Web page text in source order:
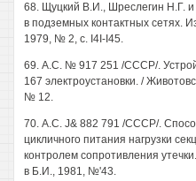
68. Щуцкий В.И., Шреслегин Н.Г.
в подземных контактных сетях.
1979, № 2, с. I4I-I45.
69. А.С. № 917 251 /СССР/.
167 электроустановки. /
№ 12.
70. А.С. J& 882 791 /СССР/.
цикличного питания нагрузки
контролем сопротивления
в Б.И., 1981, №'43.